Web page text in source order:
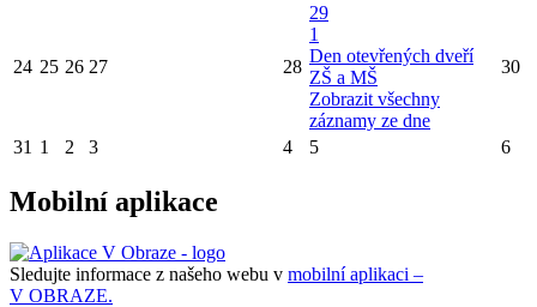
24 25 26 27 28
29
1
Den otevřených dveří
ZŠ a MŠ
Zobrazit všechny
záznamy ze dne
30
31 1 2 3 4 5 6
Mobilní aplikace
Sledujte informace z našeho webu v mobilní aplikaci –
V OBRAZE.